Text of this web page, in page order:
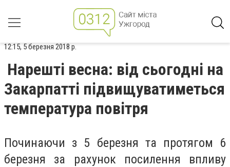
12:15, 5 березня 2018 р.
Нарешті весна: від сьогодні на
Закарпатті підвищуватиметься
температура повітря
Починаючи з 5 березня та протягом 6
березня за рахунок посилення впливу